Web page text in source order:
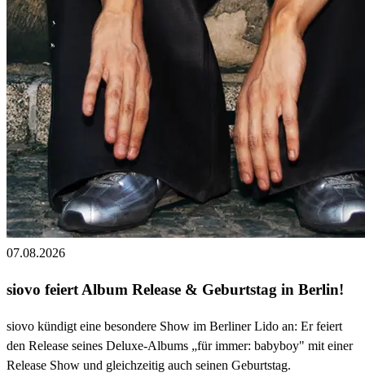
07.08.2026
siovo feiert Album Release & Geburtstag in Berlin!
siovo kündigt eine besondere Show im Berliner Lido an: Er feiert
den Release seines Deluxe-Albums „für immer: babyboy" mit einer
Release Show und gleichzeitig auch seinen Geburtstag.